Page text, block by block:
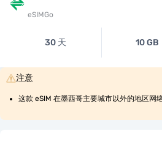
eSIMGo
30 天 10 GB
注意
这款 eSIM 在墨西哥主要城市以外的地区网